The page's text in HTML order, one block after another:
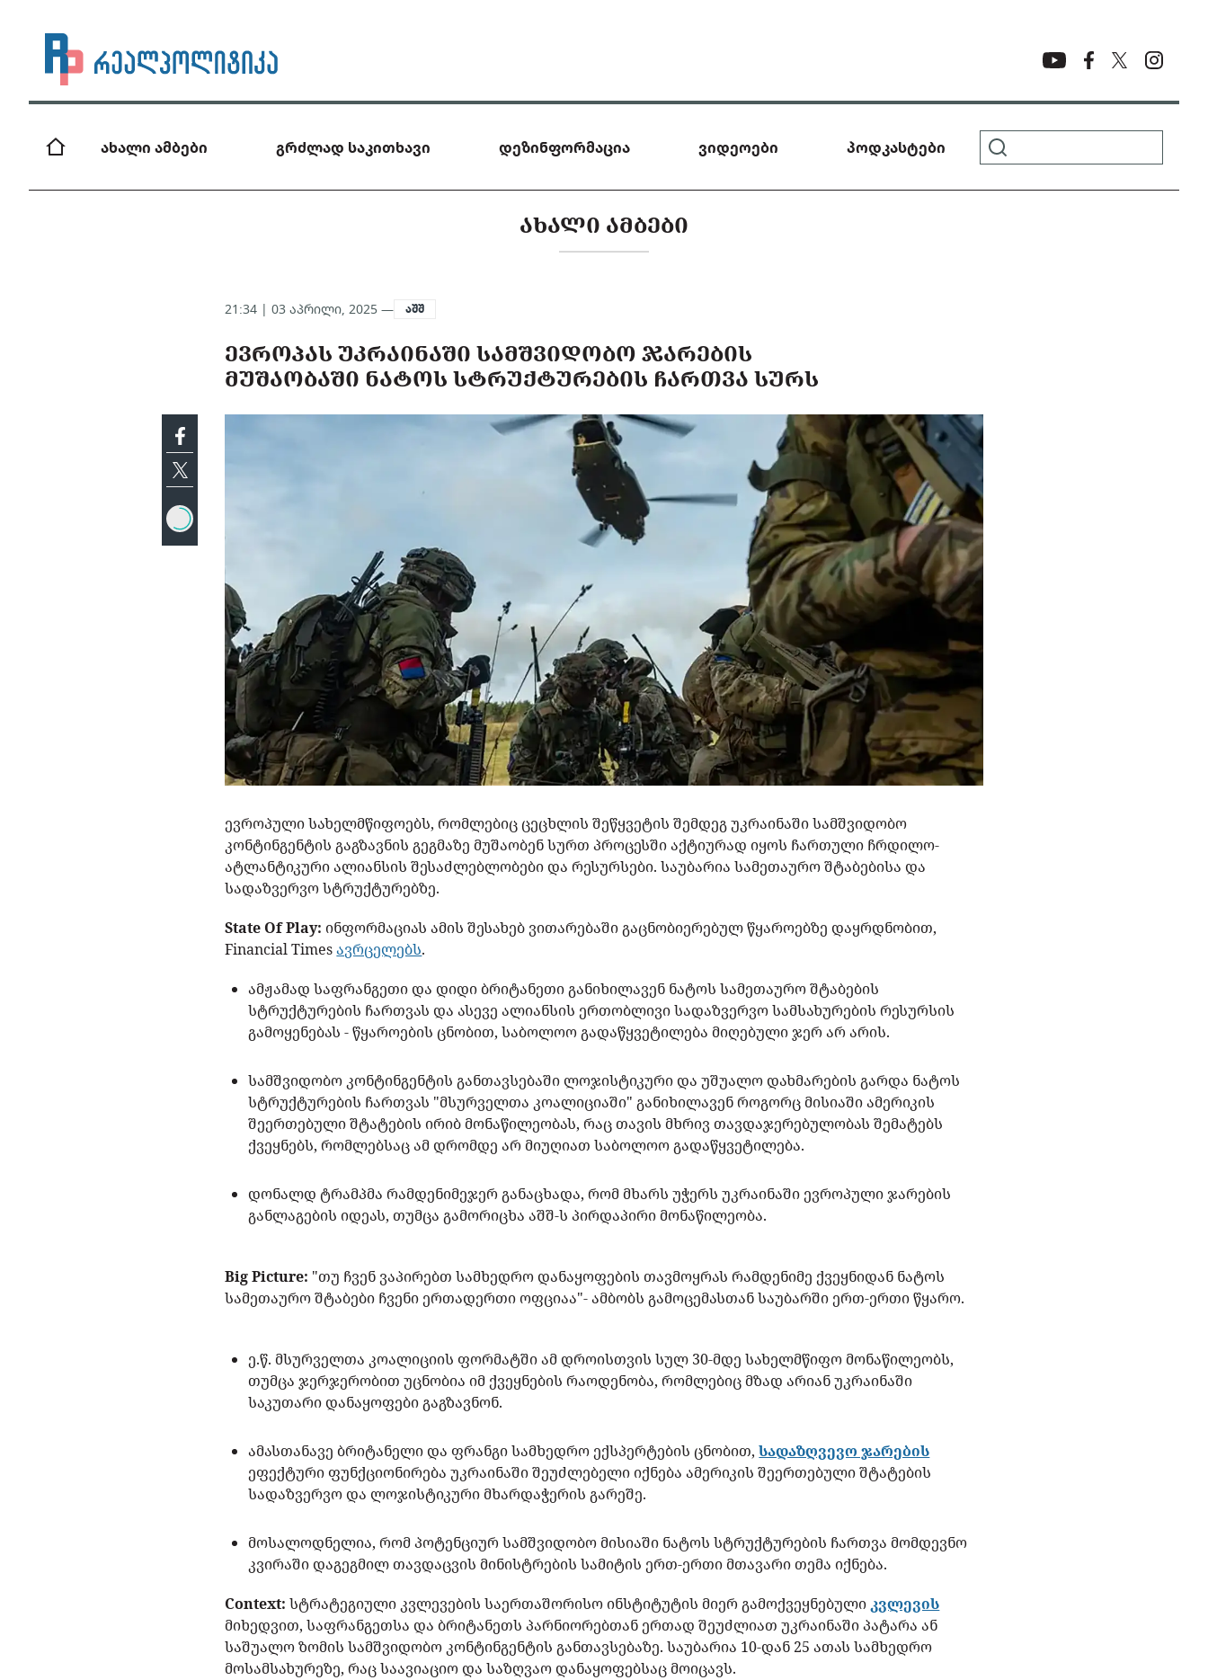
ახალი ამბები გრძლად საკითხავი დეზინფორმაცია ვიდეოები პოდკასტები
ᲐᲮᲐᲚᲘ ᲐᲛᲑᲔᲑᲘ
21:34 | 03 აპრილი, 2025 — აშშ
ᲔᲕᲠᲝᲞᲐᲡ ᲣᲙᲠᲐᲘᲜᲐᲨᲘ ᲡᲐᲛᲨᲕᲘᲓᲝᲑᲝ ᲯᲐᲠᲔᲑᲘᲡ
ᲛᲣᲨᲐᲝᲑᲐᲨᲘ ᲜᲐᲢᲝᲡ ᲡᲢᲠᲣᲥᲢᲣᲠᲔᲑᲘᲡ ᲩᲐᲠᲗᲕᲐ ᲡᲣᲠᲡ
ევროპული სახელმწიფოებს, რომლებიც ცეცხლის შეწყვეტის შემდეგ უკრაინაში სამშვიდობო
კონტინგენტის გაგზავნის გეგმაზე მუშაობენ სურთ პროცესში აქტიურად იყოს ჩართული ჩრდილო-
ატლანტიკური ალიანსის შესაძლებლობები და რესურსები. საუბარია სამეთაურო შტაბებისა და
სადაზვერვო სტრუქტურებზე.
State Of Play: ინფორმაციას ამის შესახებ ვითარებაში გაცნობიერებულ წყაროებზე დაყრდნობით,
Financial Timesავრცელებს.
ამჟამად საფრანგეთი და დიდი ბრიტანეთი განიხილავენ ნატოს სამეთაურო შტაბების
სტრუქტურების ჩართვას და ასევე ალიანსის ერთობლივი სადაზვერვო სამსახურების რესურსის
გამოყენებას - წყაროების ცნობით, საბოლოო გადაწყვეტილება მიღებული ჯერ არ არის.
სამშვიდობო კონტინგენტის განთავსებაში ლოჯისტიკური და უშუალო დახმარების გარდა ნატოს
სტრუქტურების ჩართვას "მსურველთა კოალიციაში" განიხილავენ როგორც მისიაში ამერიკის
შეერთებული შტატების ირიბ მონაწილეობას, რაც თავის მხრივ თავდაჯერებულობას შემატებს
ქვეყნებს, რომლებსაც ამ დრომდე არ მიუღიათ საბოლოო გადაწყვეტილება.
დონალდ ტრამპმა რამდენიმეჯერ განაცხადა, რომ მხარს უჭერს უკრაინაში ევროპული ჯარების
განლაგების იდეას, თუმცა გამორიცხა აშშ-ს პირდაპირი მონაწილეობა.
Big Picture: "თუ ჩვენ ვაპირებთ სამხედრო დანაყოფების თავმოყრას რამდენიმე ქვეყნიდან ნატოს
სამეთაურო შტაბები ჩვენი ერთადერთი ოფციაა"- ამბობს გამოცემასთან საუბარში ერთ-ერთი წყარო.
ე.წ. მსურველთა კოალიციის ფორმატში ამ დროისთვის სულ 30-მდე სახელმწიფო მონაწილეობს,
თუმცა ჯერჯერობით უცნობია იმ ქვეყნების რაოდენობა, რომლებიც მზად არიან უკრაინაში
საკუთარი დანაყოფები გაგზავნონ.
ამასთანავე ბრიტანელი და ფრანგი სამხედრო ექსპერტების ცნობით,სადაზღვევო ჯარების
ეფექტური ფუნქციონირება უკრაინაში შეუძლებელი იქნება ამერიკის შეერთებული შტატების
სადაზვერვო და ლოჯისტიკური მხარდაჭერის გარეშე.
მოსალოდნელია, რომ პოტენციურ სამშვიდობო მისიაში ნატოს სტრუქტურების ჩართვა მომდევნო
კვირაში დაგეგმილ თავდაცვის მინისტრების სამიტის ერთ-ერთი მთავარი თემა იქნება.
Context:სტრატეგიული კვლევების საერთაშორისო ინსტიტუტის მიერ გამოქვეყნებული კვლევის
მიხედვით, საფრანგეთსა და ბრიტანეთს პარნიორებთან ერთად შეუძლიათ უკრაინაში პატარა ან
საშუალო ზომის სამშვიდობო კონტინგენტის განთავსებაზე. საუბარია 10-დან 25 ათას სამხედრო
მოსამსახურეზე, რაც საავიაციო და საზღვაო დანაყოფებსაც მოიცავს.